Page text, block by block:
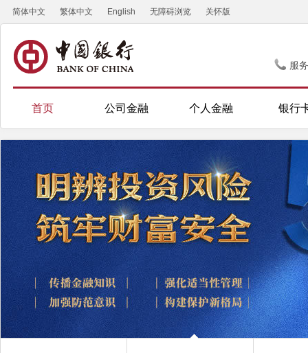
简体中文 繁体中文 English 无障碍浏览 关怀版
服
首页 公司金融 个人金融 银行